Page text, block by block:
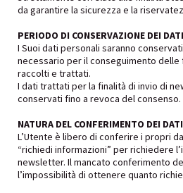
da garantire la sicurezza e la
PERIODO DI CONSERVAZIONE DEI DATI
I Suoi dati personali saranno
necessario per il conseguimento delle
raccolti e trattati.
I dati trattati per la finalità di invio di
conservati fino a revoca del consenso.
NATURA DEL CONFERIMENTO DEI DATI
L’Utente è libero di conferire i propri
“richiedi informazioni” per richiedere
newsletter. Il mancato conferimento
l’impossibilità di ottenere quanto